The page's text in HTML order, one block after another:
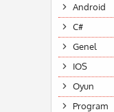
Android
C#
Genel
IOS
Oyun
Program